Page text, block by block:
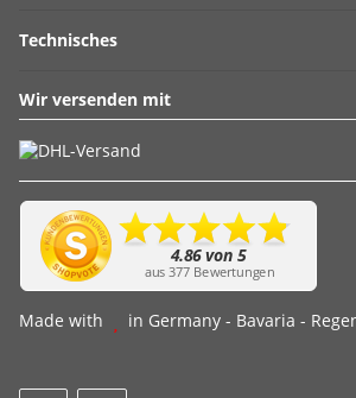
Technisches
Wir versenden mit
Made with in Germany - Bavaria -